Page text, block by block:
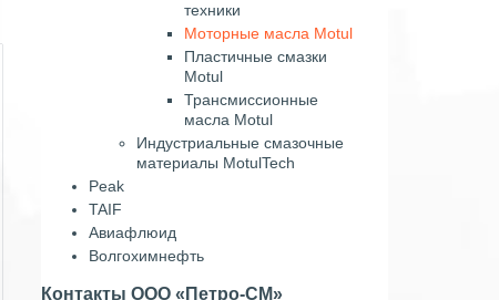
техники
Моторные масла Motul
Пластичные смазки
Motul
Трансмиссионные
масла Motul
Индустриальные смазочные
материалы MotulTech
Peak
TAIF
Авиафлюид
Волгохимнефть
Контакты ООО «Петро-СМ»